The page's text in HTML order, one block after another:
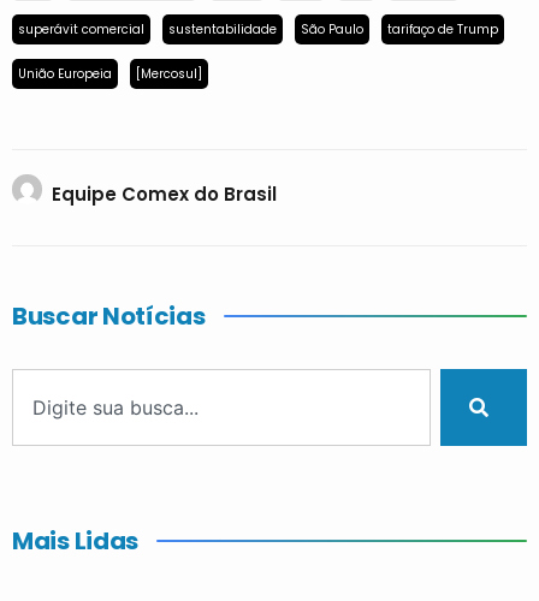
superávit comercial sustentabilidade São Paulo tarifaço de Trump
União Europeia [Mercosul]
Equipe Comex do Brasil
Buscar Notícias
Mais Lidas